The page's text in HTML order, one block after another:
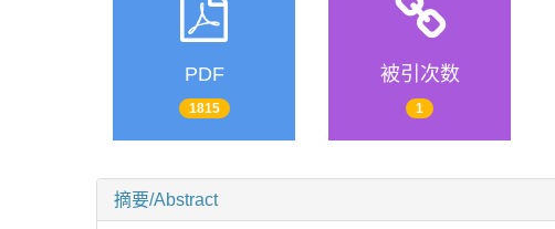
PDF
1815
被引次数
1
摘要/Abstract